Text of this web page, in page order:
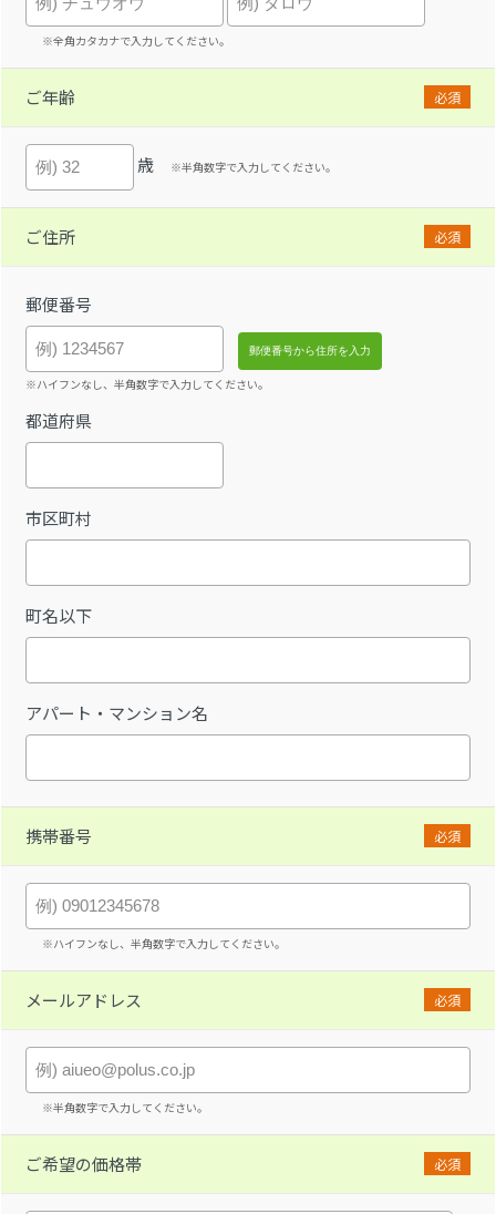
※全角カタカナで入力してください。
ご年齢 必須
歳 ※半角数字で入力してください。
ご住所 必須
郵便番号
※ハイフンなし、半角数字で入力してください。
都道府県
市区町村
町名以下
アパート・マンション名
携帯番号 必須
※ハイフンなし、半角数字で入力してください。
メールアドレス 必須
※半角数字で入力してください。
ご希望の価格帯 必須